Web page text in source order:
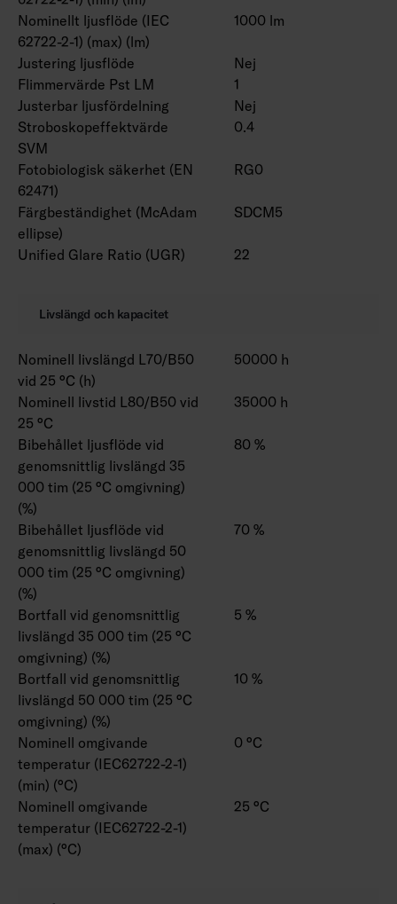
Nominellt ljusflöde (IEC
62722-2-1) (max) (lm)
1000 lm
Justering ljusflöde
Nej
Flimmervärde Pst LM
1
Justerbar ljusfördelning
Nej
Stroboskopeffektvärde
SVM
0.4
Fotobiologisk säkerhet (EN
62471)
RG0
Färgbeständighet (McAdam
ellipse)
SDCM5
Unified Glare Ratio (UGR) 22
Livslängd och kapacitet
Nominell livslängd L70/B50
vid 25 °C (h)
50000 h
Nominell livstid L80/B50 vid
25 °C
35000 h
Bibehållet ljusflöde vid
genomsnittlig livslängd 35
000 tim (25 °C omgivning)
(%)
80 %
Bibehållet ljusflöde vid
genomsnittlig livslängd 50
000 tim (25 °C omgivning)
(%)
70 %
Bortfall vid genomsnittlig
livslängd 35 000 tim (25 °C
omgivning) (%)
5 %
Bortfall vid genomsnittlig
livslängd 50 000 tim (25 °C
omgivning) (%)
10 %
Nominell omgivande
temperatur (IEC62722-2-1)
(min) (°C)
0 °C
Nominell omgivande
temperatur (IEC62722-2-1)
(max) (°C)
25 °C